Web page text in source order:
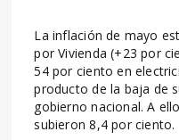
La inflación de mayo
por Vivienda (+23 por
54 por ciento en
producto de la baja de
gobierno nacional. A
subieron 8,4 por ciento.